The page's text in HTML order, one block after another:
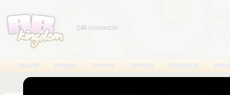
248 connectés
Accueil Images Forums Lecture Shopping